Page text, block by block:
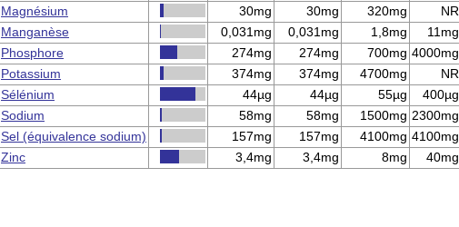
Magnésium
30mg 30mg 320mg
NR
Manganèse
0,031mg 0,031mg 1,8mg
11mg
Phosphore
274mg 274mg 700mg 4000mg
Potassium
374mg 374mg 4700mg
NR
Sélénium
44µg 44µg 55µg
400µg
Sodium
58mg 58mg 1500mg 2300mg
Sel (équivalence sodium)
157mg 157mg 4100mg 4100mg
Zinc
3,4mg 3,4mg 8mg 40mg